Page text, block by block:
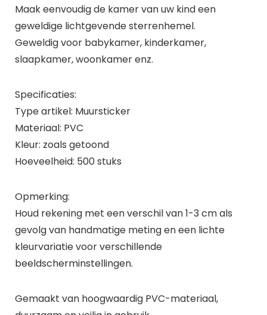
Maak eenvoudig de kamer van uw kind een
geweldige lichtgevende sterrenhemel.
Geweldig voor babykamer, kinderkamer,
slaapkamer, woonkamer enz.
Specificaties:
Type artikel: Muursticker
Materiaal: PVC
Kleur: zoals getoond
Hoeveelheid: 500 stuks
Opmerking:
Houd rekening met een verschil van 1-3 cm als
gevolg van handmatige meting en een lichte
kleurvariatie voor verschillende
beeldscherminstellingen.
Gemaakt van hoogwaardig PVC-materiaal,